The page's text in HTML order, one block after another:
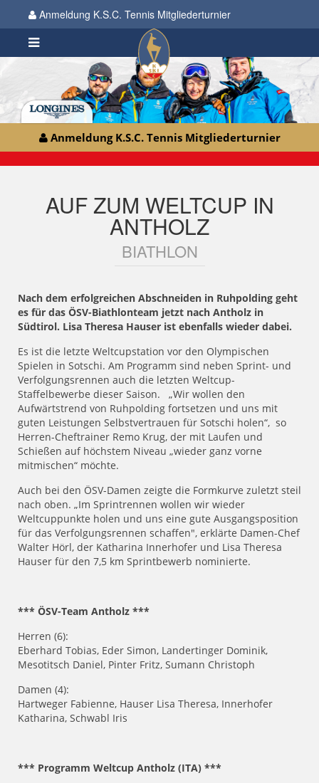
Anmeldung K.S.C. Tennis Mitgliederturnier
Anmeldung K.S.C. Tennis Mitgliederturnier
AUF ZUM WELTCUP IN
ANTHOLZ
BIATHLON
Nach dem erfolgreichen Abschneiden in Ruhpolding geht
es für das ÖSV-Biathlonteam jetzt nach Antholz in
Südtirol. Lisa Theresa Hauser ist ebenfalls wieder dabei.
Es ist die letzte Weltcupstation vor den Olympischen
Spielen in Sotschi. Am Programm sind neben Sprint- und
Verfolgungsrennen auch die letzten Weltcup-
Staffelbewerbe dieser Saison. „Wir wollen den
Aufwärtstrend von Ruhpolding fortsetzen und uns mit
guten Leistungen Selbstvertrauen für Sotschi holen“, so
Herren-Cheftrainer Remo Krug, der mit Laufen und
Schießen auf höchstem Niveau „wieder ganz vorne
mitmischen“ möchte.
Auch bei den ÖSV-Damen zeigte die Formkurve zuletzt steil
nach oben. „Im Sprintrennen wollen wir wieder
Weltcuppunkte holen und uns eine gute Ausgangsposition
für das Verfolgungsrennen schaffen", erklärte Damen-Chef
Walter Hörl, der Katharina Innerhofer und Lisa Theresa
Hauser für den 7,5 km Sprintbewerb nominierte.
*** ÖSV-Team Antholz ***
Herren (6):
Eberhard Tobias, Eder Simon, Landertinger Dominik,
Mesotitsch Daniel, Pinter Fritz, Sumann Christoph
Damen (4):
Hartweger Fabienne, Hauser Lisa Theresa, Innerhofer
Katharina, Schwabl Iris
*** Programm Weltcup Antholz (ITA) ***